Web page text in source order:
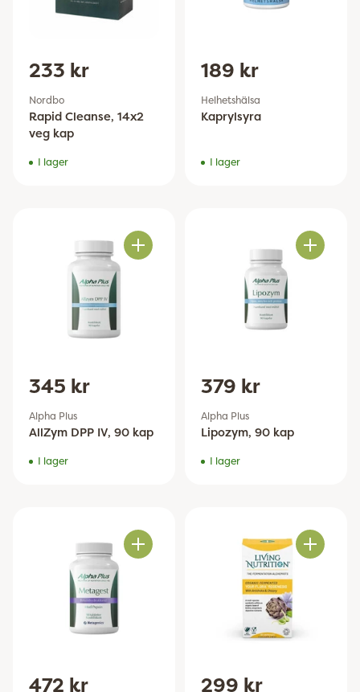
233 kr
Nordbo
Rapid Cleanse, 14x2
veg kap
I lager
189 kr
Helhetshälsa
Kaprylsyra
I lager
Antal
345 kr
Alpha Plus
AllZym DPP IV, 90 kap
I lager
Antal
379 kr
Alpha Plus
Lipozym, 90 kap
I lager
Antal
472 kr
Antal
299 kr